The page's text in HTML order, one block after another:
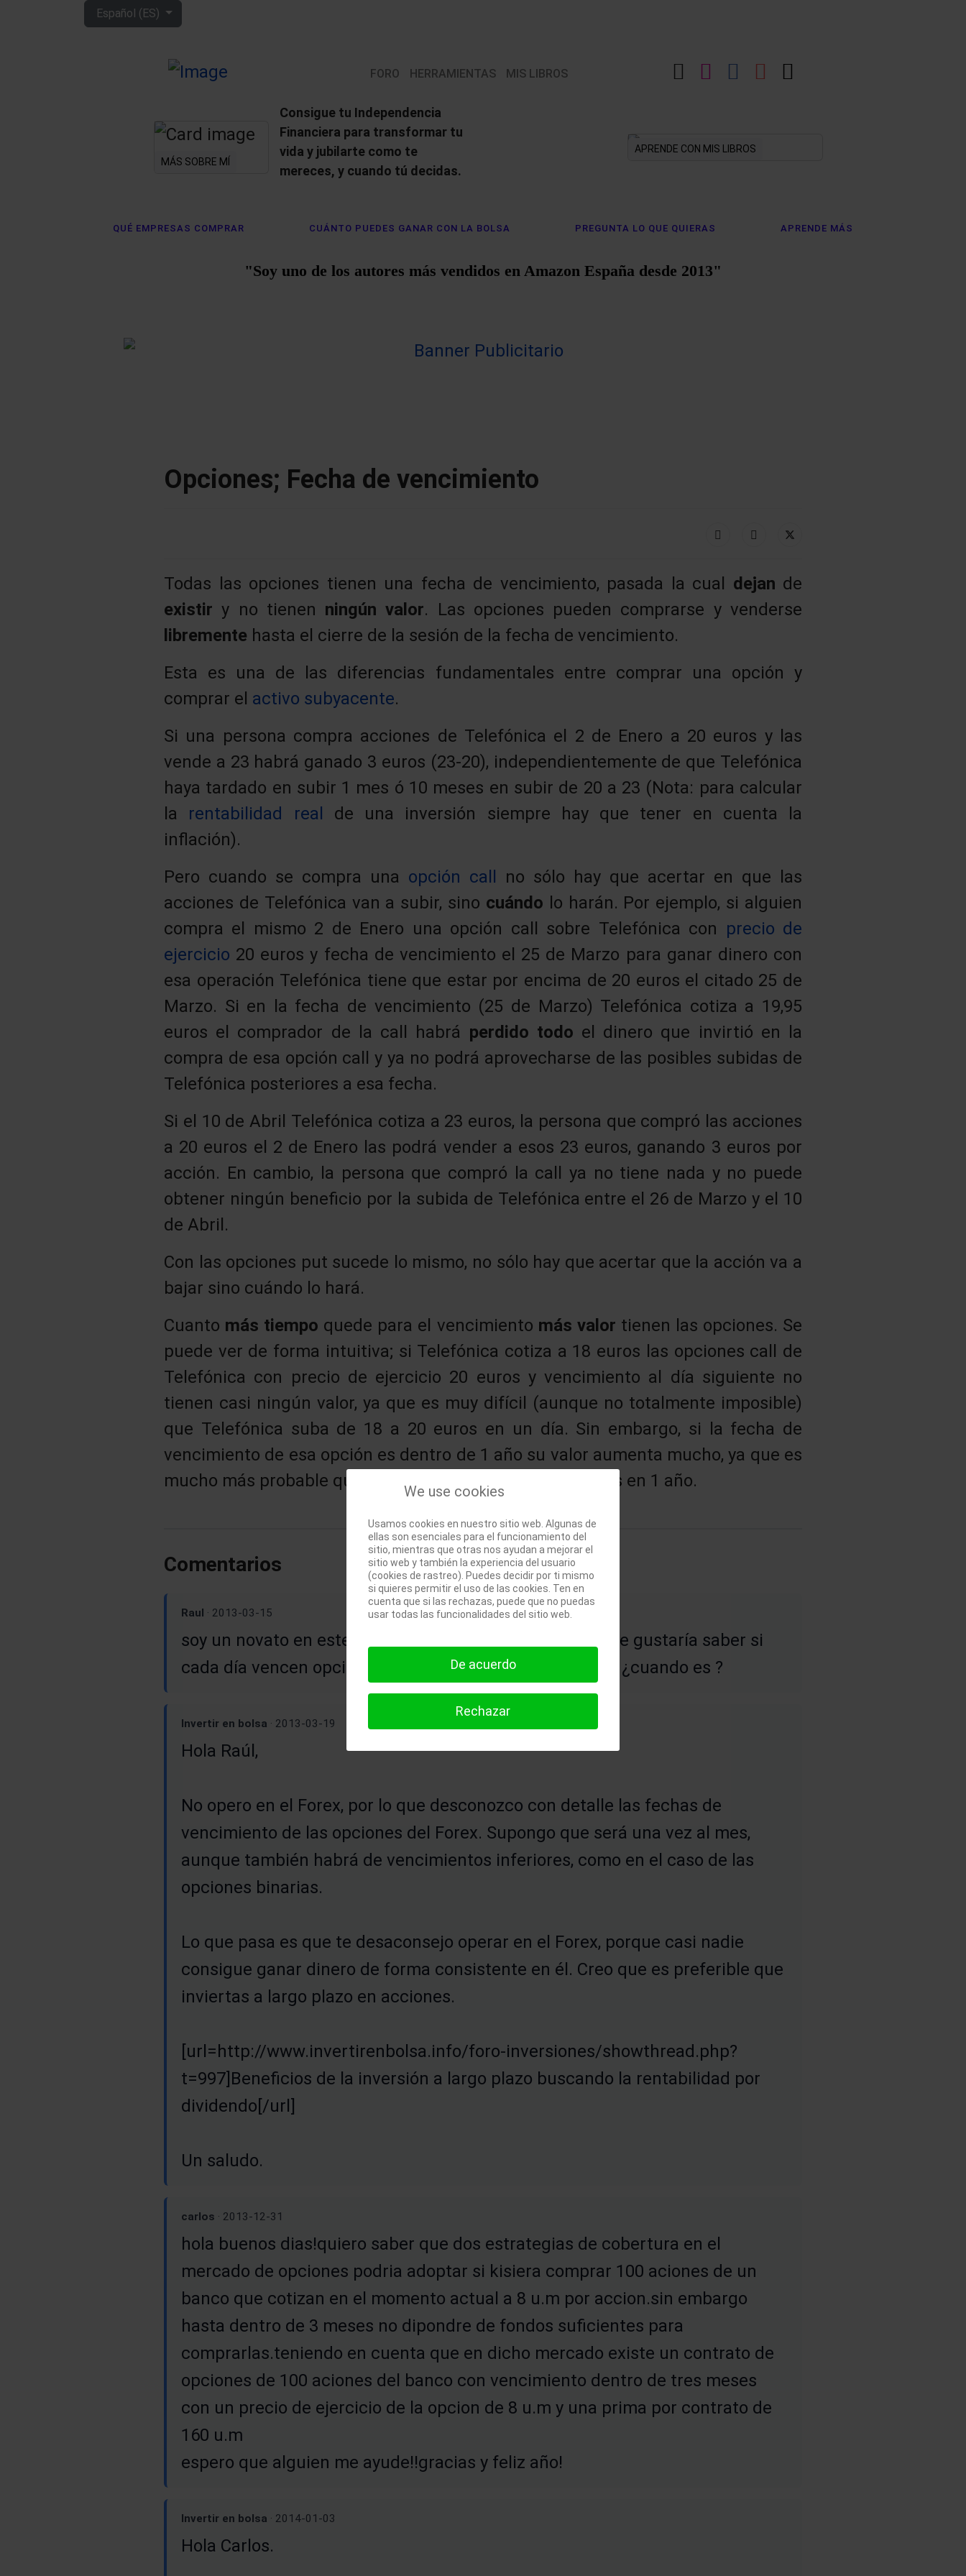
Seleccione su idioma
Español (ES)
LinkedIn
Instagram
Facebook
YouTube
FORO HERRAMIENTAS MIS LIBROS
MÁS SOBRE MÍ
Consigue tu Independencia
Financiera para transformar tu
vida y jubilarte como te
mereces, y cuando tú decidas.
APRENDE CON MIS LIBROS
QUÉ EMPRESAS COMPRAR CUÁNTO PUEDES GANAR CON LA BOLSA PREGUNTA LO QUE QUIERAS APRENDE MÁS
"Soy uno de los autores más vendidos en Amazon España desde 2013"
Opciones; Fecha de vencimiento
Todas las opciones tienen una fecha de vencimiento, pasada la cual dejan de
existiry no tienen ningún valor. Las opciones pueden comprarse y venderse
libremente hasta el cierre de la sesión de la fecha de vencimiento.
Esta es una de las diferencias fundamentales entre comprar una opción y
comprar el activo subyacente.
Si una persona compra acciones de Telefónica el 2 de Enero a 20 euros y las
vende a 23 habrá ganado 3 euros (23-20), independientemente de que Telefónica
haya tardado en subir 1 mes ó 10 meses en subir de 20 a 23 (Nota: para calcular
la rentabilidad real de una inversión siempre hay que tener en cuenta la
inflación).
Pero cuando se compra una opción call no sólo hay que acertar en que las
acciones de Telefónica van a subir, sino cuándo lo harán. Por ejemplo, si alguien
compra el mismo 2 de Enero una opción call sobre Telefónica con precio de
ejercicio 20 euros y fecha de vencimiento el 25 de Marzo para ganar dinero con
esa operación Telefónica tiene que estar por encima de 20 euros el citado 25 de
Marzo. Si en la fecha de vencimiento (25 de Marzo) Telefónica cotiza a 19,95
euros el comprador de la call habrá perdido todo el dinero que invirtió en la
compra de esa opción call y ya no podrá aprovecharse de las posibles subidas de
Telefónica posteriores a esa fecha.
Si el 10 de Abril Telefónica cotiza a 23 euros, la persona que compró las acciones
a 20 euros el 2 de Enero las podrá vender a esos 23 euros, ganando 3 euros por
acción. En cambio, la persona que compró la call ya no tiene nada y no puede
obtener ningún beneficio por la subida de Telefónica entre el 26 de Marzo y el 10
de Abril.
Con las opciones put sucede lo mismo, no sólo hay que acertar que la acción va a
bajar sino cuándo lo hará.
Cuanto más tiempo quede para el vencimiento más valor tienen las opciones. Se
puede ver de forma intuitiva; si Telefónica cotiza a 18 euros las opciones call de
Telefónica con precio de ejercicio 20 euros y vencimiento al día siguiente no
tienen casi ningún valor, ya que es muy difícil (aunque no totalmente imposible)
que Telefónica suba de 18 a 20 euros en un día. Sin embargo, si la fecha de
vencimiento de esa opción es dentro de 1 año su valor aumenta mucho, ya que es
mucho más probable que Telefónica suba de 18 a 20 euros en 1 año.
Comentarios
Raul · 2013-03-15
soy un novato en este mundillo en especial del forex y me gustaría saber si
cada día vencen opciones o es una vez al mes y si es así ¿cuando es ?
Invertir en bolsa · 2013-03-19
Hola Raúl,
No opero en el Forex, por lo que desconozco con detalle las fechas de
vencimiento de las opciones del Forex. Supongo que será una vez al mes,
aunque también habrá de vencimientos inferiores, como en el caso de las
opciones binarias.
Lo que pasa es que te desaconsejo operar en el Forex, porque casi nadie
consigue ganar dinero de forma consistente en él. Creo que es preferible que
inviertas a largo plazo en acciones.
[url=http://www.invertirenbolsa.info/foro-inversiones/showthread.php?
t=997]Beneficios de la inversión a largo plazo buscando la rentabilidad por
dividendo[/url]
Un saludo.
carlos · 2013-12-31
hola buenos dias!quiero saber que dos estrategias de cobertura en el
mercado de opciones podria adoptar si kisiera comprar 100 aciones de un
banco que cotizan en el momento actual a 8 u.m por accion.sin embargo
hasta dentro de 3 meses no dipondre de fondos suficientes para
comprarlas.teniendo en cuenta que en dicho mercado existe un contrato de
opciones de 100 aciones del banco con vencimiento dentro de tres meses
con un precio de ejercicio de la opcion de 8 u.m y una prima por contrato de
160 u.m
espero que alguien me ayude!!gracias y feliz año!
Invertir en bolsa · 2014-01-03
Hola Carlos.
We use cookies
Usamos cookies en nuestro sitio web. Algunas de
ellas son esenciales para el funcionamiento del
sitio, mientras que otras nos ayudan a mejorar el
sitio web y también la experiencia del usuario
(cookies de rastreo). Puedes decidir por ti mismo
si quieres permitir el uso de las cookies. Ten en
cuenta que si las rechazas, puede que no puedas
usar todas las funcionalidades del sitio web.
De acuerdo
Rechazar